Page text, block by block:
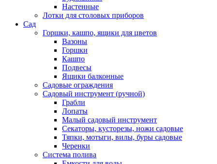
Настенные
Лотки для столовых приборов
Сад
Горшки, кашпо, ящики для цветов
Вазоны
Горшки
Кашпо
Подвесы
Ящики балконные
Садовые ограждения
Садовый инструмент (ручной)
Грабли
Лопаты
Малый садовый инструмент
Секаторы, кусторезы, ножи садовые
Тяпки, мотыги, вилы, буры садовые
Черенки
Система полива